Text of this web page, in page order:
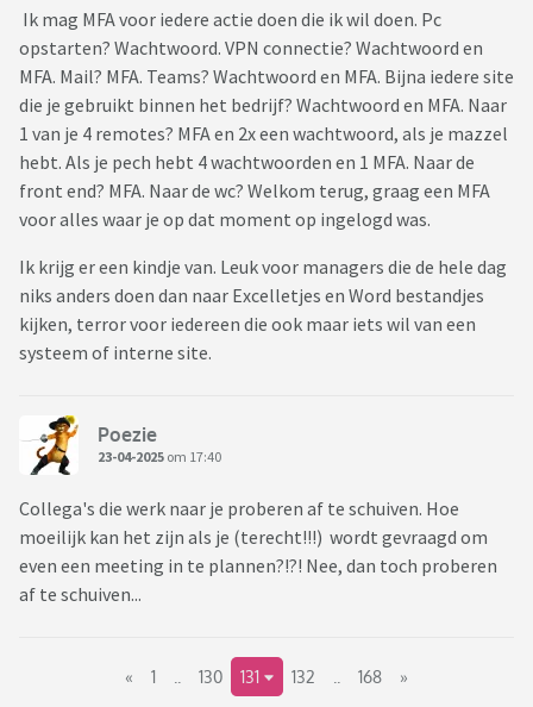
Ik mag MFA voor iedere actie doen die ik wil doen. Pc
opstarten? Wachtwoord. VPN connectie? Wachtwoord en
MFA. Mail? MFA. Teams? Wachtwoord en MFA. Bijna iedere site
die je gebruikt binnen het bedrijf? Wachtwoord en MFA. Naar
1 van je 4 remotes? MFA en 2x een wachtwoord, als je mazzel
hebt. Als je pech hebt 4 wachtwoorden en 1 MFA. Naar de
front end? MFA. Naar de wc? Welkom terug, graag een MFA
voor alles waar je op dat moment op ingelogd was.
Ik krijg er een kindje van. Leuk voor managers die de hele dag
niks anders doen dan naar Excelletjes en Word bestandjes
kijken, terror voor iedereen die ook maar iets wil van een
systeem of interne site.
Poezie
23-04-2025 om 17:40
Collega's die werk naar je proberen af te schuiven. Hoe
moeilijk kan het zijn als je (terecht!!!) wordt gevraagd om
even een meeting in te plannen?!?! Nee, dan toch proberen
af te schuiven...
« 1 130 131 132 168 »